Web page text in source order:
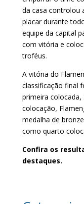
da casa controlou
placar durante
equipe da capital
com vitória e
troféus.
A vitória do
classificação final
primeira colocada,
colocação,
medalha de
como quarto
Confira os
destaques.